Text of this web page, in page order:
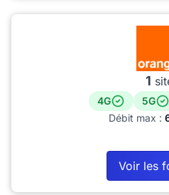
1
4G 5G
Débit max :
Voir les